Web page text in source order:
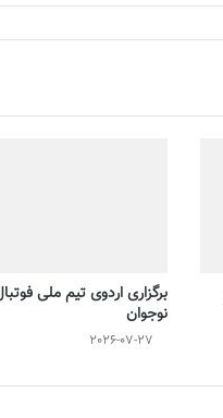
برگزاری اردوی تیم ملی
نوجوان
2026-07-27